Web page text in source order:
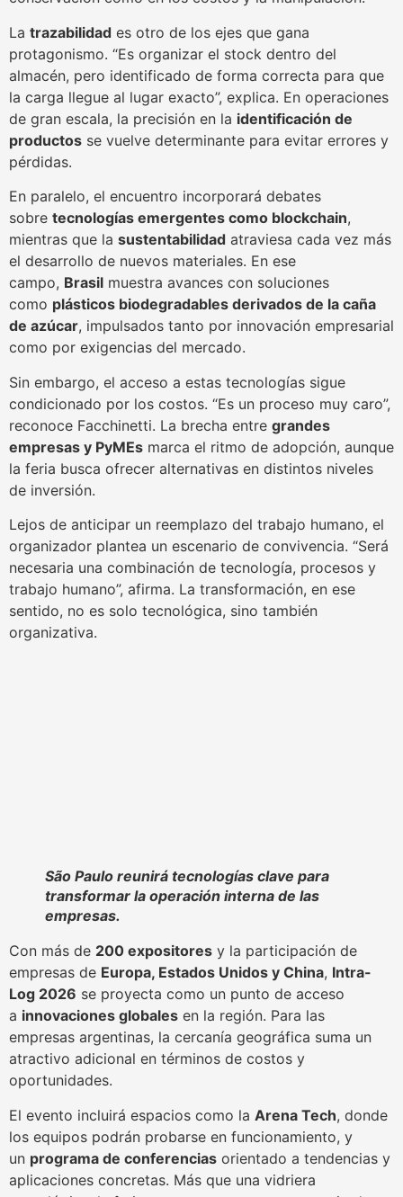
La trazabilidad es otro de los ejes que gana
protagonismo. “Es organizar el stock dentro del
almacén, pero identificado de forma correcta para que
la carga llegue al lugar exacto”, explica. En operaciones
de gran escala, la precisión en la identificación de
productos se vuelve determinante para evitar errores y
pérdidas.
En paralelo, el encuentro incorporará debates
sobre tecnologías emergentes como blockchain,
mientras que la sustentabilidad atraviesa cada vez más
el desarrollo de nuevos materiales. En ese
campo, Brasil muestra avances con soluciones
como plásticos biodegradables derivados de la caña
de azúcar, impulsados tanto por innovación empresarial
como por exigencias del mercado.
Sin embargo, el acceso a estas tecnologías sigue
condicionado por los costos. “Es un proceso muy caro”,
reconoce Facchinetti. La brecha entre grandes
empresas y PyMEs marca el ritmo de adopción, aunque
la feria busca ofrecer alternativas en distintos niveles
de inversión.
Lejos de anticipar un reemplazo del trabajo humano, el
organizador plantea un escenario de convivencia. “Será
necesaria una combinación de tecnología, procesos y
trabajo humano”, afirma. La transformación, en ese
sentido, no es solo tecnológica, sino también
organizativa.
São Paulo reunirá tecnologías clave para
transformar la operación interna de las
empresas.
Con más de 200 expositores y la participación de
empresas de Europa, Estados Unidos y China, Intra-
Log 2026 se proyecta como un punto de acceso
a innovaciones globales en la región. Para las
empresas argentinas, la cercanía geográfica suma un
atractivo adicional en términos de costos y
oportunidades.
El evento incluirá espacios como la Arena Tech, donde
los equipos podrán probarse en funcionamiento, y
un programa de conferencias orientado a tendencias y
aplicaciones concretas. Más que una vidriera